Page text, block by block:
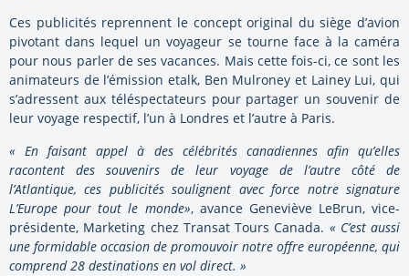
Ces publicités reprennent le concept original du siège d’avion
pivotant dans lequel un voyageur se tourne face à la caméra
pour nous parler de ses vacances. Mais cette fois-ci, ce sont les
animateurs de l’émission etalk, Ben Mulroney et Lainey Lui, qui
s’adressent aux téléspectateurs pour partager un souvenir de
leur voyage respectif, l’un à Londres et l’autre à Paris.
« En faisant appel à des célébrités canadiennes afin qu’elles
racontent des souvenirs de leur voyage de l’autre côté de
l’Atlantique, ces publicités soulignent avec force notre signature
L’Europe pour tout le monde», avance Geneviève LeBrun, vice-
présidente, Marketing chez Transat Tours Canada. « C’est aussi
une formidable occasion de promouvoir notre offre européenne, qui
comprend 28 destinations en vol direct. »